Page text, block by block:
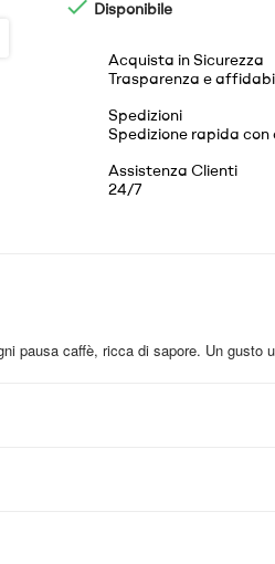
 Disponibile
Acquista in Sicurezza
Trasparenza e
Spedizioni
Spedizione rapida con
Assistenza Clienti
24/7
pausa caffè, ricca di sapore. Un